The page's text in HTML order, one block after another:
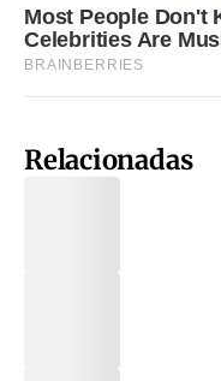
Relacionadas